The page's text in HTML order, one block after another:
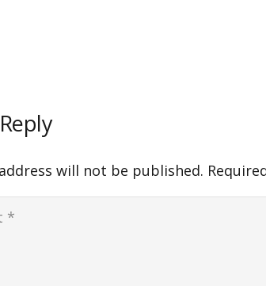
will not be published.